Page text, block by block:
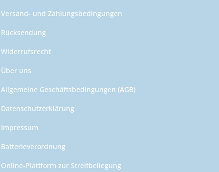
Versand- und Zahlungsbedingungen
Rücksendung
Widerrufsrecht
Über uns
Allgemeine Geschäftsbedingungen (AGB)
Datenschutzerklärung
Impressum
Batterieverordnung
Online-Plattform zur Streitbeilegung